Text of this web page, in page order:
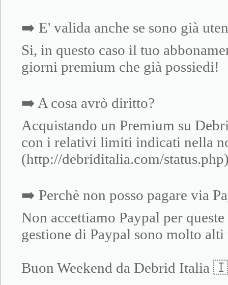
➡️ E' valida anche se sono già
Si, in questo caso il tuo
giorni premium che già possiedi!
➡️ A cosa avrò diritto?
Acquistando un Premium su
con i relativi limiti indicati nella
(http://debriditalia.com/
➡️ Perchè non posso pagare via
Non accettiamo Paypal per
gestione di Paypal sono molto
Buon Weekend da Debrid